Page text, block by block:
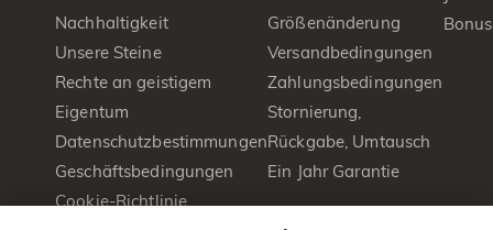
Nachhaltigkeit
Unsere Steine
Rechte an geistigem
Eigentum
Datenschutzbestimmungen
Geschäftsbedingungen
Cookie-Richtlinie
Größenänderung
Versandbedingungen
Zahlungsbedingungen
Stornierung,
Rückgabe, Umtausch
Ein Jahr Garantie